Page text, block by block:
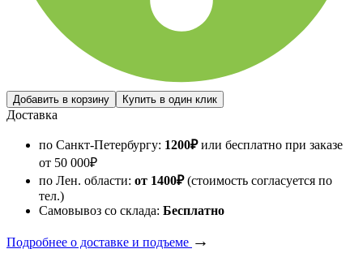
Доставка
по Санкт-Петербургу: 1200₽или бесплатно при заказе
от 50 000₽
по Лен. области: от 1400₽(стоимость согласуется по
тел.)
Самовывоз со склада: Бесплатно
Подробнее о доставке и подъеме →